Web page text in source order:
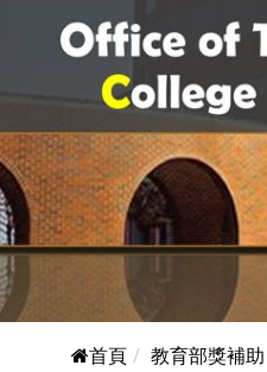
首頁 教育部獎補助